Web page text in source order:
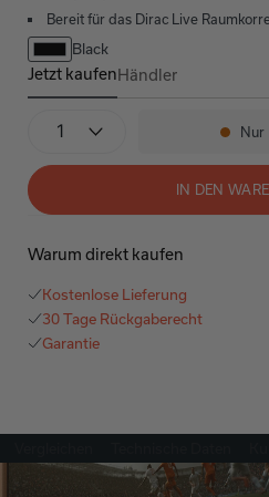
Bereit für das Dirac Live
Black
Jetzt kaufen
AVR-X2900H DAB
Händler
Nur
IN DEN
Warum direkt kaufen
Kostenlose Lieferung
30 Tage Rückgaberecht
Garantie